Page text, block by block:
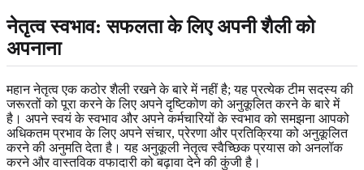
नेतृत्व स्वभाव: सफलता के लिए अपनी शैली को
अपनाना
महान नेतृत्व एक कठोर शैली रखने के बारे में नहीं है; यह प्रत्येक टीम सदस्य की
जरूरतों को पूरा करने के लिए अपने दृष्टिकोण को अनुकूलित करने के बारे में
है। अपने स्वयं के स्वभाव और अपने कर्मचारियों के स्वभाव को समझना आपको
अधिकतम प्रभाव के लिए अपने संचार, प्रेरणा और प्रतिक्रिया को अनुकूलित
करने की अनुमति देता है। यह अनुकूली नेतृत्व स्वैच्छिक प्रयास को अनलॉक
करने और वास्तविक वफादारी को बढ़ावा देने की कुंजी है।